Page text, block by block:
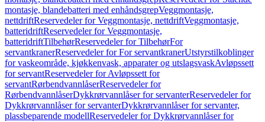
montasje, blandebatteri med enhåndsgrepVeggmontasje,
nettdriftReservedeler for Veggmontasje, nettdriftVeggmontasje,
batteridriftReservedeler for Veggmontasje,
batteridriftTilbehørReservedeler for TilbehørFor
servantkranerReservedeler for For servantkranerUtstyrstilkoblinger
for vaskeområde, kjøkkenvask, apparater og utslagsvaskAvløpssett
for servantReservedeler for Avløpssett for
servantRørbendvannlåserReservedeler for
RørbendvannlåserDykkrørvannlåser for servanterReservedeler for
Dykkrørvannlåser for servanterDykkrørvannlåser for servanter,
plassbeparende modellReservedeler for Dykkrørvannlåser for